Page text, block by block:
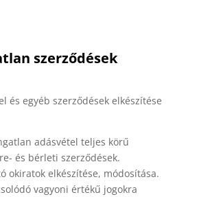
szerződések
és egyéb szerződések elkészítése
adásvétel teljes körű
és bérleti szerződések.
okiratok elkészítése, módosítása.
vagyoni értékű jogokra